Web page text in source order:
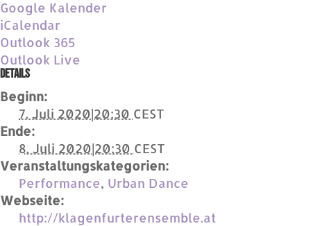
Google Kalender
iCalendar
Outlook 365
Outlook Live
Details
Beginn:
7. Juli 2020|20:30 CEST
Ende:
8. Juli 2020|20:30 CEST
Veranstaltungskategorien:
Performance, Urban Dance
Webseite:
http://klagenfurterensemble.at